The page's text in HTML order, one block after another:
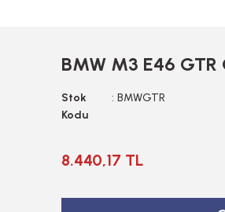
BMW M3 E46 GTR
Stok
Kodu
BMWGTR
8.440,17 TL